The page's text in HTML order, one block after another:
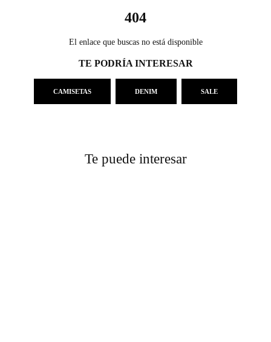
404
El enlace que buscas no está disponible
TE PODRÍA INTERESAR
CAMISETAS DENIM SALE
Te puede interesar